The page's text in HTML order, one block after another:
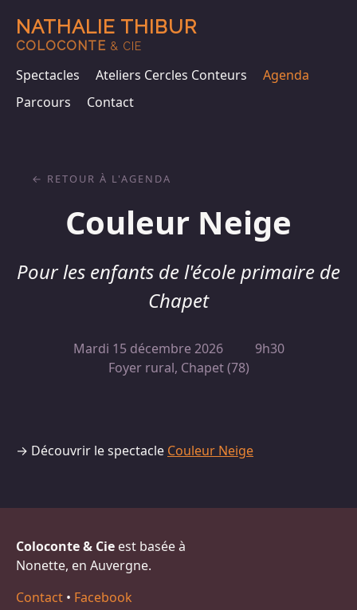
NATHALIE THIBUR
COLOCONTE & CIE
Spectacles Ateliers Cercles Conteurs
Agenda
Parcours
Contact
Couleur Neige
Pour les enfants de l'école primaire de
Chapet
Mardi 15 décembre 2026
9h30
Foyer rural, Chapet (78)
RETOUR À L'AGENDA
→ Découvrir le spectacle Couleur Neige
Coloconte & Cie est basée à
Nonette, en Auvergne.
Contact • Facebook